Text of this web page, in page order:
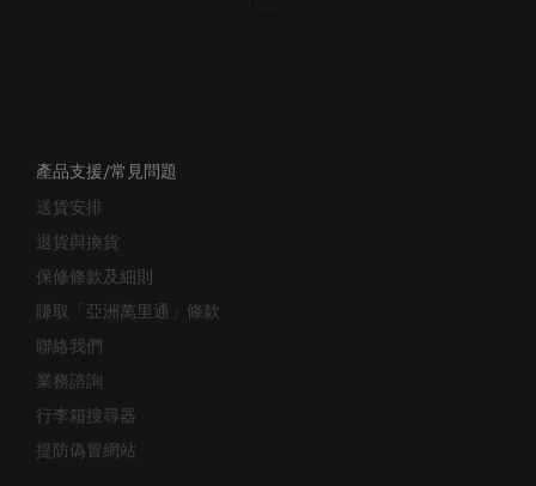
送貨安排
退貨與換貨
保修條款及細則
賺取「亞洲萬里通」條款
聯絡我們
業務諮詢
行李箱搜尋器
提防偽冒網站